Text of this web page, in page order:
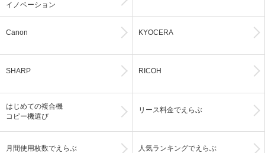
イノベーション
Canon KYOCERA
SHARP RICOH
はじめての複合機
コピー機選び
リース料金でえらぶ
月間使用枚数でえらぶ 人気ランキングでえらぶ